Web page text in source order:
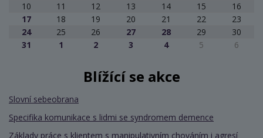
10
11 12 13 14 15
16
17
18 19 20 21 22
23
24
25 26 27 28 29
30
31
1 2 3 4 5 6
Blížící se akce
Slovní sebeobrana
Specifika komunikace s lidmi se syndromem demence
Základy práce s klientem s manipulativním chováním i agresí